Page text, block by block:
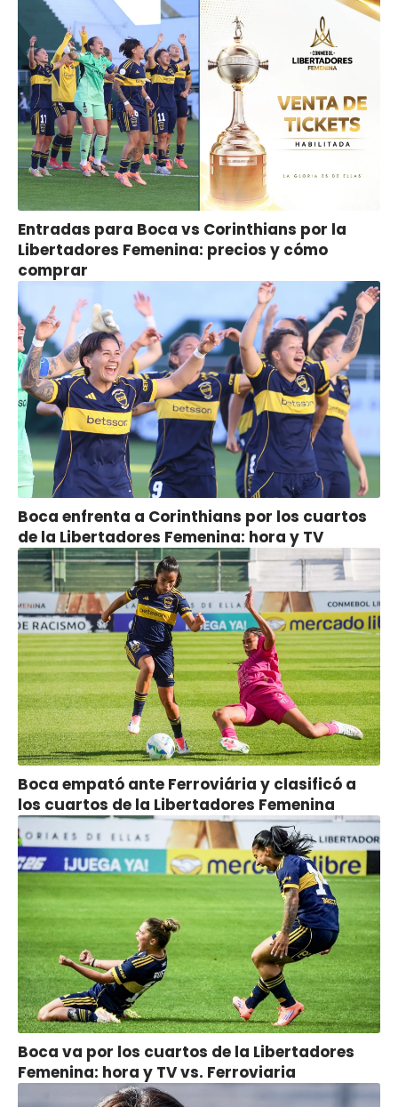
Entradas para Boca vs Corinthians por la
Libertadores Femenina: precios y cómo
comprar
Boca enfrenta a Corinthians por los cuartos
de la Libertadores Femenina: hora y TV
Boca empató ante Ferroviária y clasificó a
los cuartos de la Libertadores Femenina
Boca va por los cuartos de la Libertadores
Femenina: hora y TV vs. Ferroviaria